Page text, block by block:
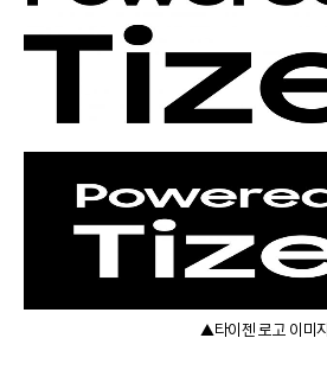
▲타이젠 로고 이미지